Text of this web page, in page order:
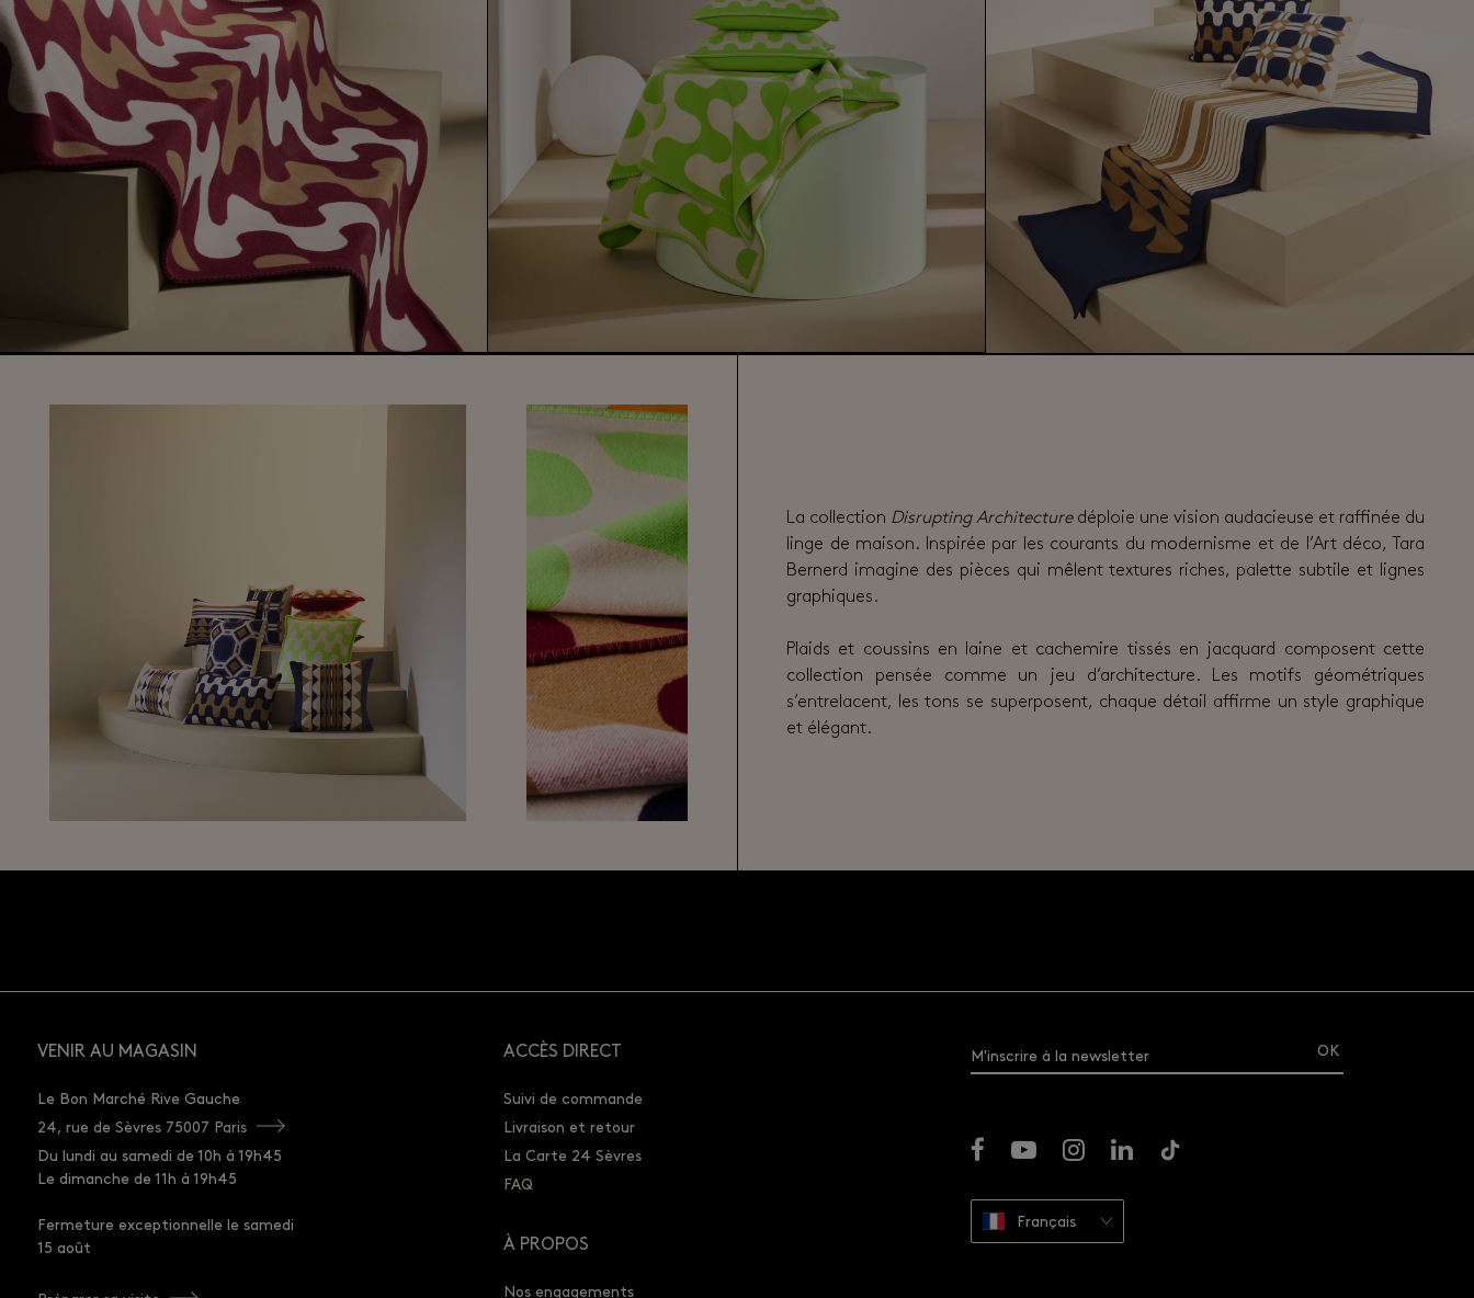
La collection Disrupting Architecturedéploie une vision audacieuse et raffinée du
linge de maison. Inspirée par les courants du modernisme et de l’Art déco, Tara
Bernerd imagine des pièces qui mêlent textures riches, palette subtile et lignes
graphiques.
Plaids et coussins en laine et cachemire tissés en jacquard composent cette
collection pensée comme un jeu d’architecture. Les motifs géométriques
s’entrelacent, les tons se superposent, chaque détail affirme un style graphique
et élégant.
VENIR AU MAGASIN
Le Bon Marché Rive Gauche
24, rue de Sèvres 75007 Paris
Du lundi au samedi de 10h à 19h45
Le dimanche de 11h à 19h45
Fermeture exceptionnelle le samedi
15 août
ACCÈS DIRECT
Suivi de commande
Livraison et retour
La Carte 24 Sèvres
FAQ
À PROPOS
Nos engagements
M'inscrire à la newsletter
Français